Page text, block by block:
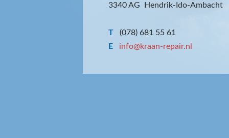
3340 AG Hendrik-Ido-Ambacht
T
(078) 681 55 61
E
info@kraan-repair.nl